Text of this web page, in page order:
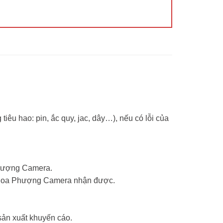
hao: pin, ắc quy, jac, dây…), nếu có lỗi của
Camera.
Phượng Camera nhận được.
xuất khuyến cáo.